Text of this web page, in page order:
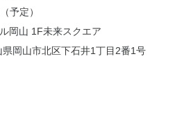
予定）
岡山 1F未来スクエア
岡山市北区下石井1丁目2番1号